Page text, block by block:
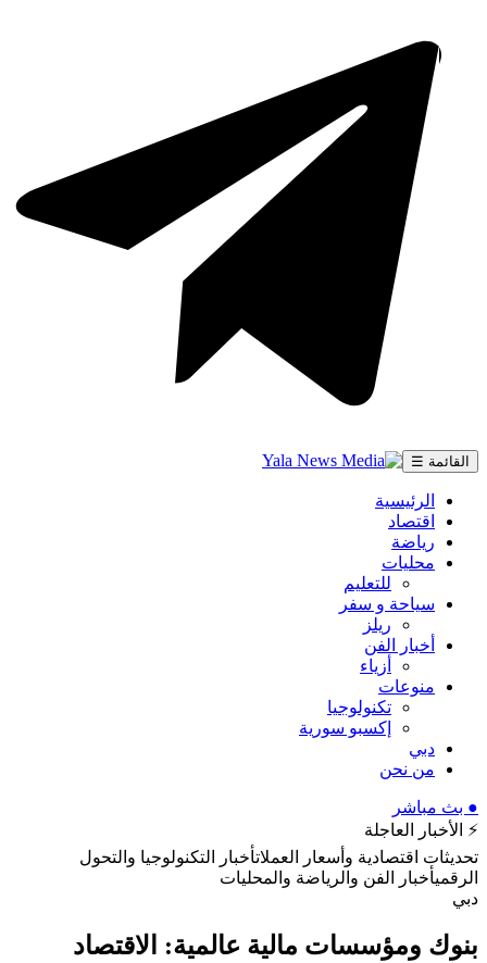
القائمة ☰
الرئيسية
اقتصاد
رياضة
محليات
للتعليم
سياحة و سفر
ريلز
أخبار الفن
أزياء
منوعات
تكنولوجيا
إكسبو سورية
دبي
من نحن
● بث مباشر
⚡ الأخبار العاجلة
تحديثات اقتصادية وأسعار العملاتأخبار التكنولوجيا والتحول
الرقميأخبار الفن والرياضة والمحليات
دبي
بنوك ومؤسسات مالية عالمية: الاقتصاد